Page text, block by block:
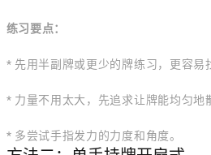
练习要点：
* 先用半副牌或更少的牌练习，更容易
* 力量不用太大，先追求让牌能均匀地
* 多尝试手指发力的力度和角度。